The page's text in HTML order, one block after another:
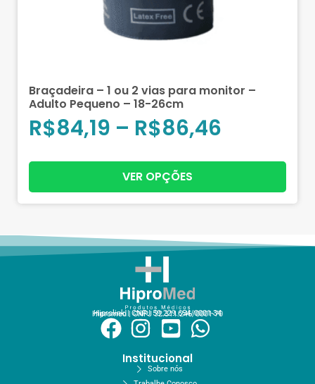
Braçadeira – 1 ou 2 vias para monitor –
Adulto Pequeno – 18-26cm
R$84,19 – R$86,46
VER OPÇÕES
Hiprolink | CNPJ 59.229.654/0001-34
Hipromed | CNPJ 32.311.246/0001-70
Institucional
Sobre nós